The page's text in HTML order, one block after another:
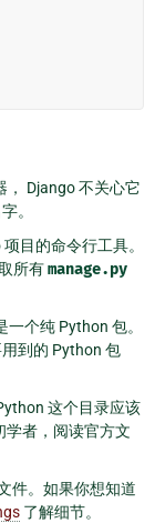
， Django 不关心它
。
目的命令行工具。
所有manage.py
个纯 Python 包。
到的 Python 包
这个目录应该
学者，阅读官方文
件。如果你想知道
了解细节。